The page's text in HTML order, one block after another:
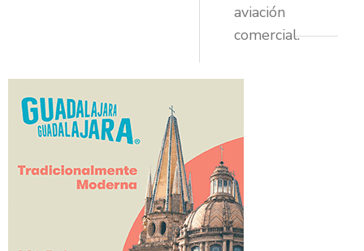
aviación
comercial.